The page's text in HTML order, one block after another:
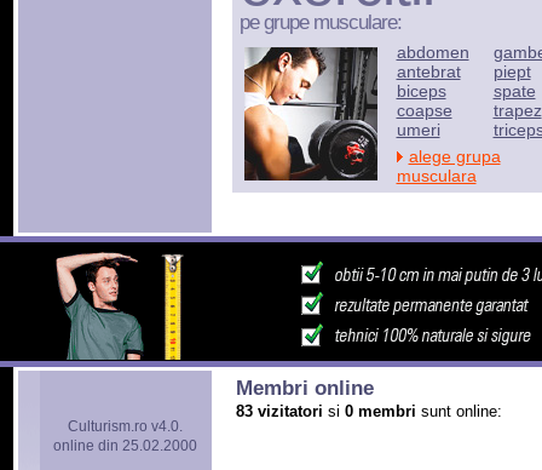
pe grupe musculare:
abdomen
antebrat
biceps
coapse
umeri
piept
spate
trapez
alege grupa
musculara
Culturism.ro v4.0.
online din 25.02.2000
Membri online
83 vizitatori si 0 membri sunt online: